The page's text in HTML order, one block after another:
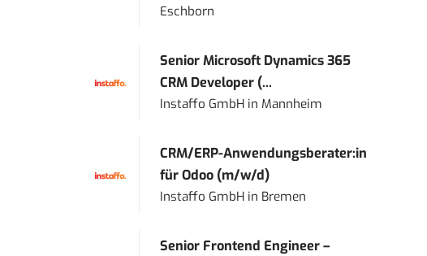
Eschborn
Senior Microsoft Dynamics 365
CRM Developer (...
Instaffo GmbH in Mannheim
CRM/ERP-Anwendungsberater:in
für Odoo (m/w/d)
Instaffo GmbH in Bremen
Senior Frontend Engineer –